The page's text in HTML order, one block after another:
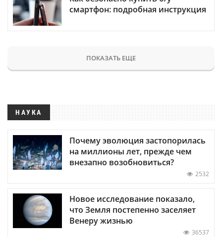
смартфон: подробная инструкция
ПОКАЗАТЬ ЕЩЕ
НАУКА
Почему эволюция застопорилась
на миллионы лет, прежде чем
внезапно возобновиться?
2532
Новое исследование показало,
что Земля постепенно заселяет
Венеру жизнью
36537